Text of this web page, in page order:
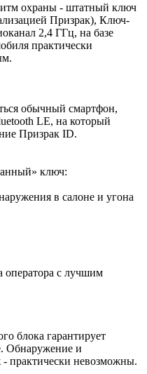
охраны - штатный ключ
Призрак), Ключ-
2,4 ГГц, на базе
практически
обычный смартфон,
LE, на который
Призрак ID.
ключ:
в салоне и угона
оператора с лучшим
блока гарантирует
Обнаружение и
практически невозможны.